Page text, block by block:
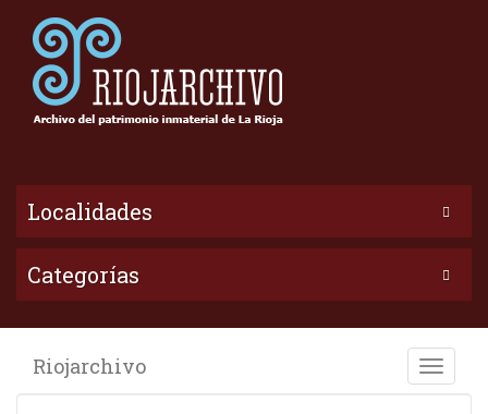
Localidades
Categorías
Toggle
Riojarchivo